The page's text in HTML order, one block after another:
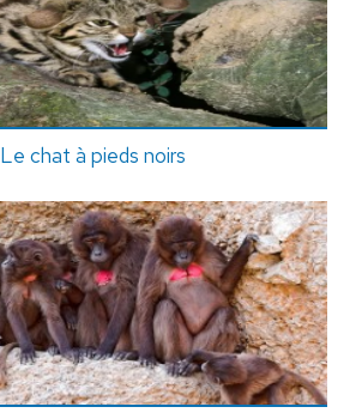
Le chat à pieds noirs